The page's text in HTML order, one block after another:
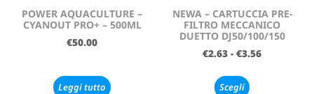
POWER AQUACULTURE –
CYANOUT PRO+ – 500ML
€50.00
Leggi tutto
NEWA – CARTUCCIA PRE-
FILTRO MECCANICO
DUETTO DJ50/100/150
€2.63 - €3.56
Scegli